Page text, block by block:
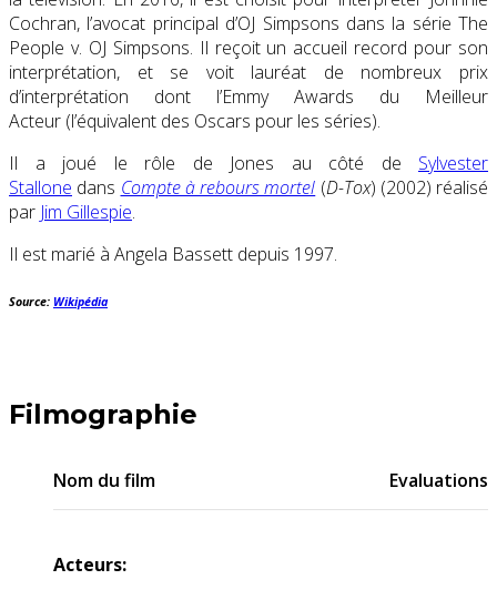
Cochran, l’avocat principal d’OJ Simpsons dans la série The
People v. OJ Simpsons. Il reçoit un accueil record pour son
interprétation, et se voit lauréat de nombreux prix
d’interprétation dont l’Emmy Awards du Meilleur
Acteur (l’équivalent des Oscars pour les séries).
Il a joué le rôle de Jones au côté de Sylvester
Stallone dans Compte à rebours mortel (D-Tox) (2002) réalisé
par Jim Gillespie.
Il est marié à Angela Bassett depuis 1997.
Source: Wikipédia
Filmographie
Nom du film Evaluations
Acteurs: